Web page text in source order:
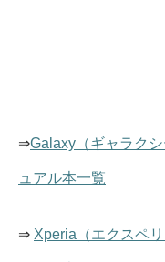
⇒Galaxy（ギャラク
ュアル本一覧
⇒ Xperia（エクスペ